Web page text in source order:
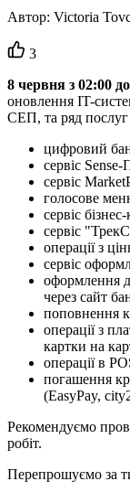
Автор: Victoria
Кількість
вподобайок:
3
8 червня з 02:00 до
оновлення IT-систе
СЕП, та ряд послуг
цифровий ба
сервіс Sense-
сервіс
голосове мен
сервіс бізнес-
сервіс "ТрекС
операції з цін
сервіс оформ
оформлення д
через сайт ба
поповнення к
операції з пла
картки на кар
операції в
погашення кр
(EasyPay,
Рекомендуємо пров
робіт.
Перепрошуємо за т